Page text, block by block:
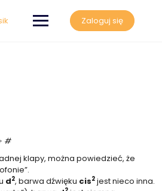
Zaloguj się
#
klapy, można powiedzieć, że
d2, barwa dźwięku cis2 jest nieco inna.